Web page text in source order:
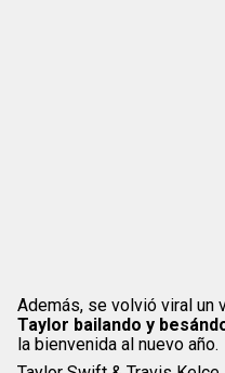
Además, se volvió viral un
Taylor bailando y
la bienvenida al nuevo año.